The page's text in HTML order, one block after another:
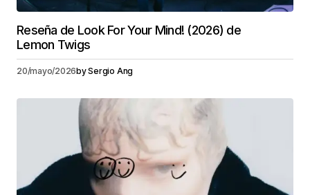
Reseña de Look For Your Mind! (2026) de
Lemon Twigs
20/mayo/2026bySergio Ang